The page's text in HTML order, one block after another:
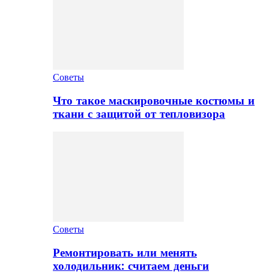
Советы
Что такое маскировочные костюмы и
ткани с защитой от тепловизора
Советы
Ремонтировать или менять
холодильник: считаем деньги